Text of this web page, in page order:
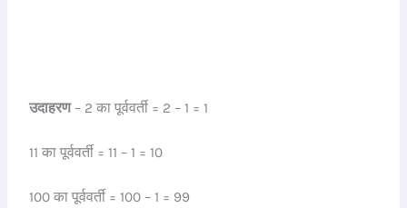
उदाहरण– 2 का पूर्ववर्ती = 2 – 1 = 1
11 का पूर्ववर्ती = 11 – 1 = 10
100 का पूर्ववर्ती = 100 – 1 = 99